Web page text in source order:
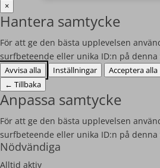
×
Hantera samtycke
För att ge den bästa upplevelsen
surfbeteende eller unika ID:n på
Avvisa alla Inställningar
Acceptera alla
← Tillbaka
Anpassa samtycke
För att ge den bästa upplevelsen
surfbeteende eller unika ID:n på
Nödvändiga
Alltid aktiv